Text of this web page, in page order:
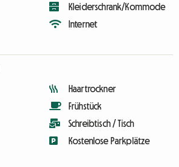
Kleiderschrank/Kommode
Internet
Haartrockner
Frühstück
Schreibtisch / Tisch
Kostenlose Parkplätze